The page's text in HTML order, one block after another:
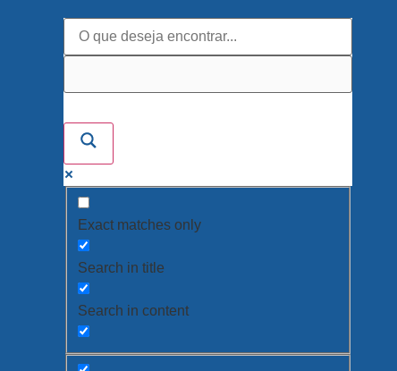
Exact matches only
Search in title
Search in content